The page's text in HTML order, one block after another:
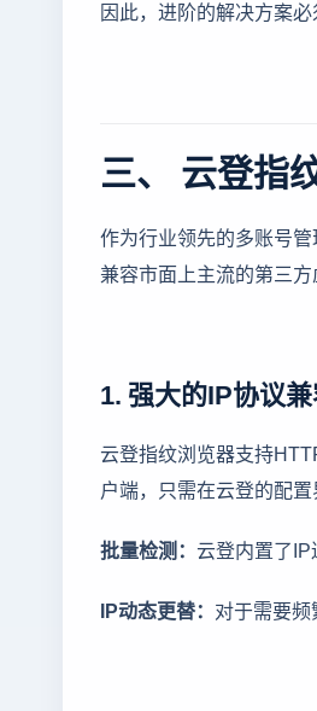
因此，进阶的解决方案
三、 云登指
作为行业领先的多账号
兼容市面上主流的第三
1. 强大的IP协议
云登指纹浏览器支持
户端，只需在云登的配
批量检测： 云登内置了
IP动态更替： 对于需要